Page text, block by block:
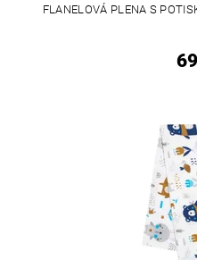
FLANELOVÁ PLENA S